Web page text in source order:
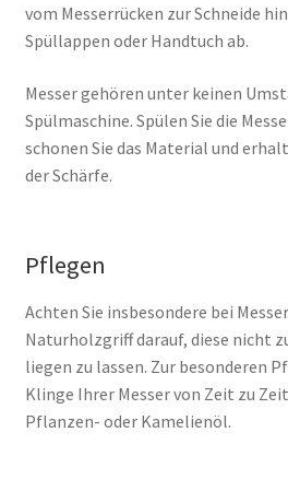
vom Messerrücken zur Schneide
Spüllappen oder Handtuch ab.
Messer gehören unter keinen
Spülmaschine. Spülen Sie die
schonen Sie das Material und
der Schärfe.
Pflegen
Achten Sie insbesondere bei
Naturholzgriff darauf, diese nicht
liegen zu lassen. Zur besonderen
Klinge Ihrer Messer von Zeit zu
Pflanzen- oder Kamelienöl.